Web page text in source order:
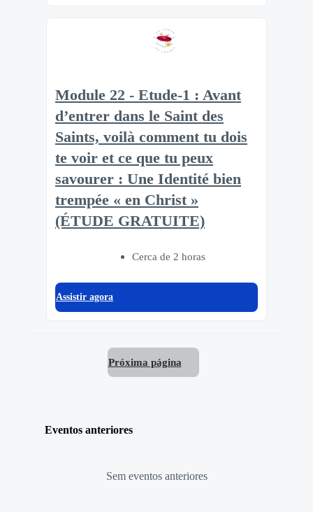
Module 22 - Etude-1 : Avant
d’entrer dans le Saint des
Saints, voilà comment tu dois
te voir et ce que tu peux
savourer : Une Identité bien
trempée « en Christ »
(ÉTUDE GRATUITE)
Cerca de 2 horas
Assistir agora
Próxima página
Eventos anteriores
Sem eventos anteriores